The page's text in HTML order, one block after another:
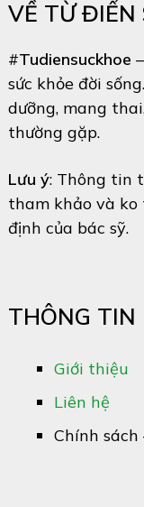
VỀ TỪ ĐIỂN
#Tudiensuckhoe
sức khỏe đời
dưỡng, mang
thường gặp.
Lưu ý: Thông tin
tham khảo và
định của bác sỹ.
THÔNG TIN
Giới thiệu
Liên hệ
Chính